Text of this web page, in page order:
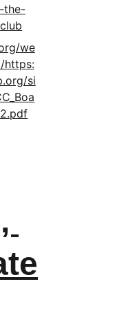
the-
we
https:
si